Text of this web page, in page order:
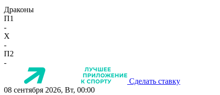
Драконы
П1
-
X
-
П2
-
Сделать ставку
08 сентября 2026, Вт, 00:00